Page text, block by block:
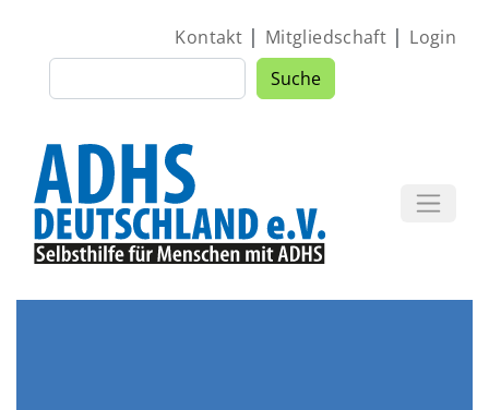
Suche Suche
Kontakt| Mitgliedschaft | Login